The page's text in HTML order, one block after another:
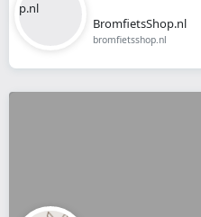
BromfietsShop.nl
bromfietsshop.nl